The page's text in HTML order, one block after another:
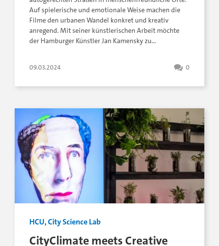
Auf spielerische und emotionale Weise machen die
Filme den urbanen Wandel konkret und kreativ
anregend. Mit seiner künstlerischen Arbeit möchte
der Hamburger Künstler Jan Kamensky zu…
09.03.2024 0
HCU, City Science Lab
CityClimate meets Creative